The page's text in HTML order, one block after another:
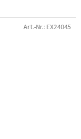
Art.-Nr.: EX24045